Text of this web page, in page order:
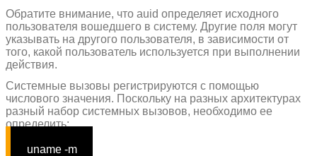
Обратите внимание, что auid определяет исходного
пользователя вошедшего в систему. Другие поля могут
указывать на другого пользователя, в зависимости от
того, какой пользователь используется при выполнении
действия.
Системные вызовы регистрируются с помощью
числового значения. Поскольку на разных архитектурах
разный набор системных вызовов, необходимо ее
определить:
uname -m